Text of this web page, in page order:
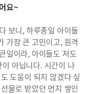
요~
보니, 하루종일 아이들
가장 큰 고민이고, 원격
일이라, 아이들도 저도
아닙니다. 시간이 나
도움이 되지 않겠다 싶
물로 받았던 먼지 쌓인